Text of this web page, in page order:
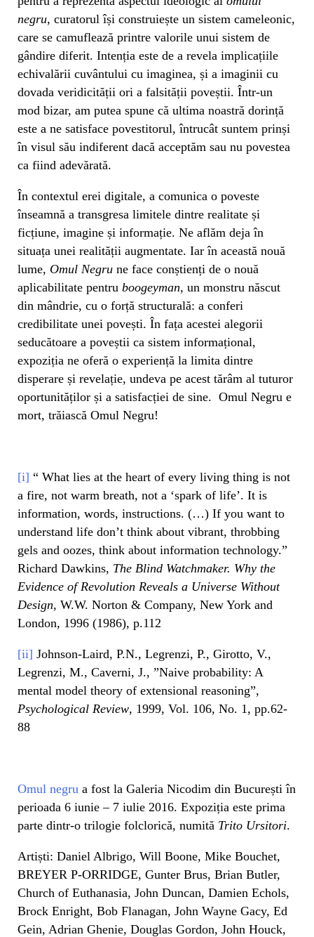
negru, curatorul își construiește un sistem cameleonic,
care se camuflează printre valorile unui sistem de
gândire diferit. Intenția este de a revela implicațiile
echivalării cuvântului cu imaginea, și a imaginii cu
dovada veridicității ori a falsității poveștii. Într-un
mod bizar, am putea spune că ultima noastră dorință
este a ne satisface povestitorul, întrucât suntem prinși
în visul său indiferent dacă acceptăm sau nu povestea
ca fiind adevărată.
În contextul erei digitale, a comunica o poveste
înseamnă a transgresa limitele dintre realitate și
ficțiune, imagine și informație. Ne aflăm deja în
situața unei realității augmentate. Iar în această nouă
lume, Omul Negru ne face conștienți de o nouă
aplicabilitate pentru boogeyman, un monstru născut
din mândrie, cu o forță structurală: a conferi
credibilitate unei povești. În fața acestei alegorii
seducătoare a poveștii ca sistem informațional,
expoziția ne oferă o experiență la limita dintre
disperare și revelație, undeva pe acest tărâm al tuturor
oportunităților și a satisfacției de sine. Omul Negru e
mort, trăiască Omul Negru!
[i] “ What lies at the heart of every living thing is not
a fire, not warm breath, not a ‘spark of life’. It is
information, words, instructions. (…) If you want to
understand life don’t think about vibrant, throbbing
gels and oozes, think about information technology.”
Richard Dawkins, The Blind Watchmaker. Why the
Evidence of Revolution Reveals a Universe Without
Design, W.W. Norton & Company, New York and
London, 1996 (1986), p.112
[ii] Johnson-Laird, P.N., Legrenzi, P., Girotto, V.,
Legrenzi, M., Caverni, J., ”Naive probability: A
mental model theory of extensional reasoning”,
Psychological Review, 1999, Vol. 106, No. 1, pp.62-
88
Omul negru a fost la Galeria Nicodim din București în
perioada 6 iunie – 7 iulie 2016. Expoziția este prima
parte dintr-o trilogie folclorică, numită Trito Ursitori.
Artiști: Daniel Albrigo, Will Boone, Mike Bouchet,
BREYER P-ORRIDGE, Gunter Brus, Brian Butler,
Church of Euthanasia, John Duncan, Damien Echols,
Brock Enright, Bob Flanagan, John Wayne Gacy, Ed
Gein, Adrian Ghenie, Douglas Gordon, John Houck,